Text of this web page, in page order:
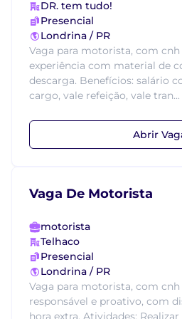
DR. tem tudo!
Presencial
Londrina / PR
Vaga para motorista, com
experiência com material de
descarga. Benefícios: salário
cargo, vale refeição, vale tran...
Abrir
Vaga De Motorista
motorista
Telhaco
Presencial
Londrina / PR
Vaga para motorista, com
responsável e proativo, com
hora extra. Atividades: